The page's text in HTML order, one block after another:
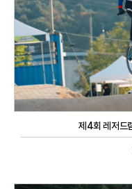
제4회 레저드